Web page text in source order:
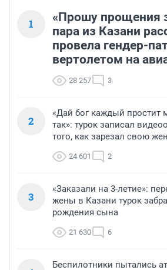
1
«Прошу прощения
пара из Казани
провела гендер-
вертолетом на
28 257 3
2
«Дай бог каждый простит
так»: турок записал
того, как зарезал свою
24 601 2
3
«Заказали на 3-летие»:
жены в Казани турок
рождения сына
21 630 6
Беспилотники пытались